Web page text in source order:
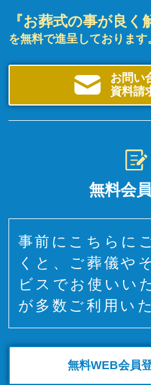
『お葬式の事が良く
を無料で進呈しております
お問い
資料請
無料会
事前にこちらに
くと、ご葬儀や
ビスでお使いい
が多数ご利用い
無料WEB会員